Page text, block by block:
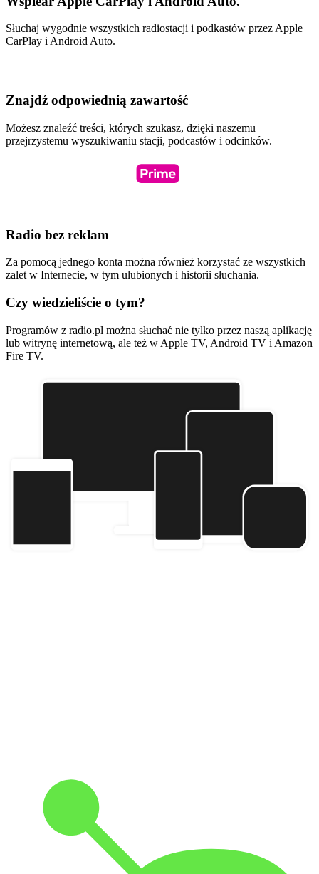
Słuchaj wygodnie wszystkich radiostacji i podkastów przez Apple
CarPlay i Android Auto.
Znajdź odpowiednią zawartość
Możesz znaleźć treści, których szukasz, dzięki naszemu
przejrzystemu wyszukiwaniu stacji, podcastów i odcinków.
Radio bez reklam
Za pomocą jednego konta można również korzystać ze wszystkich
zalet w Internecie, w tym ulubionych i historii słuchania.
Czy wiedzieliście o tym?
Programów z radio.pl można słuchać nie tylko przez naszą aplikację
lub witrynę internetową, ale też w Apple TV, Android TV i Amazon
Fire TV.